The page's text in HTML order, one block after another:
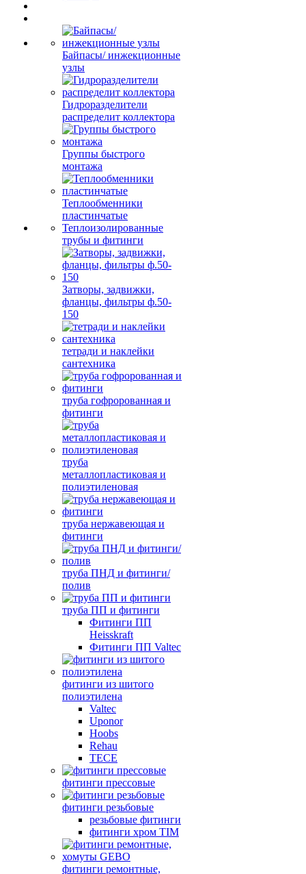
Байпасы/ инжекционные
узлы
Гидроразделители
распределит коллектора
Группы быстрого
монтажа
Теплообменники
пластинчатые
Теплоизолированные
трубы и фитинги
Затворы, задвижки,
фланцы, фильтры ф.50-
150
тетради и наклейки
сантехника
труба гофророванная и
фитинги
труба
металлопластиковая и
полиэтиленовая
труба нержавеющая и
фитинги
труба ПНД и фитинги/
полив
труба ПП и фитинги
Фитинги ПП
Heisskraft
Фитинги ПП Valtec
фитинги из шитого
полиэтилена
Valtec
Uponor
Hoobs
Rehau
TECE
фитинги прессовые
фитинги резьбовые
резьбовые фитинги
фитинги хром TIM
фитинги ремонтные,